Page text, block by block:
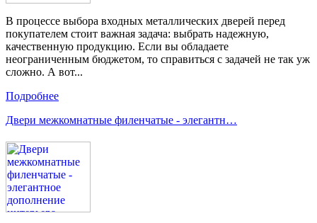
В процессе выбора входных металлических дверей перед
покупателем стоит важная задача: выбрать надежную,
качественную продукцию. Если вы обладаете
неограниченным бюджетом, то справиться с задачей не так уж
сложно. А вот...
Подробнее
Двери межкомнатные филенчатые - элегантн…